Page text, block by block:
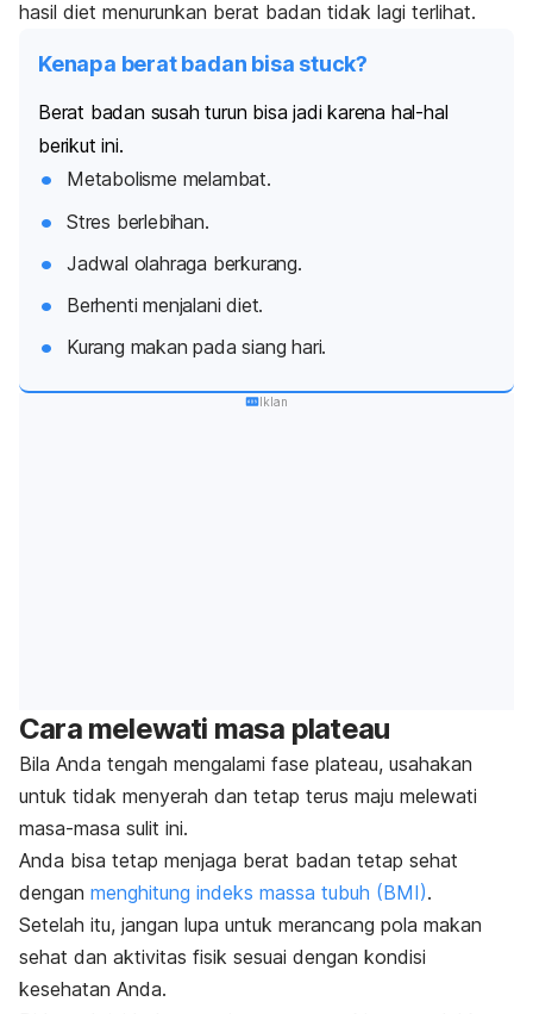
hasil diet menurunkan berat badan tidak lagi terlihat.
Kenapa berat badan bisa stuck?
Berat badan susah turun bisa jadi karena hal-hal
berikut ini.
Metabolisme melambat.
Stres berlebihan.
Jadwal olahraga berkurang.
Berhenti menjalani diet.
Kurang makan pada siang hari.
Iklan
Cara melewati masa plateau
Bila Anda tengah mengalami fase plateau, usahakan
untuk tidak menyerah dan tetap terus maju melewati
masa-masa sulit ini.
Anda bisa tetap menjaga berat badan tetap sehat
dengan menghitung indeks massa tubuh (BMI).
Setelah itu, jangan lupa untuk merancang pola makan
sehat dan aktivitas fisik sesuai dengan kondisi
kesehatan Anda.